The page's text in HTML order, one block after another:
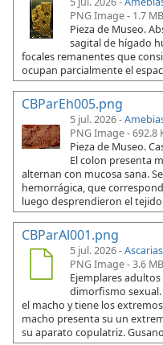
PNG Image - 1.7
Pieza de Museo.
sagital de hígado
focales remanentes que
ocupan parcialmente el
CBParEh005.png
5 jul. 2026 -
PNG Image - 692.8
Pieza de Museo.
El colon presenta
alternan con mucosa sana.
hemorrágica, que
luego desprendieron el
CBParAl001.png
5 jul. 2026 -
PNG Image - 3.6
Ejemplares
dimorfismo
el macho y tiene los
macho presenta su un
su aparato copulatriz.